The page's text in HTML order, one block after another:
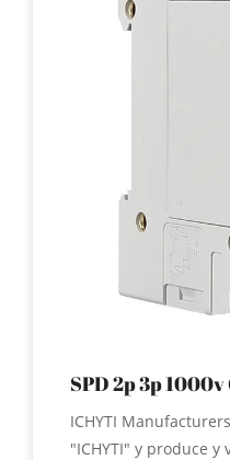
SPD 2p 3p 1000v
ICHYTI
"ICHYTI" y produce